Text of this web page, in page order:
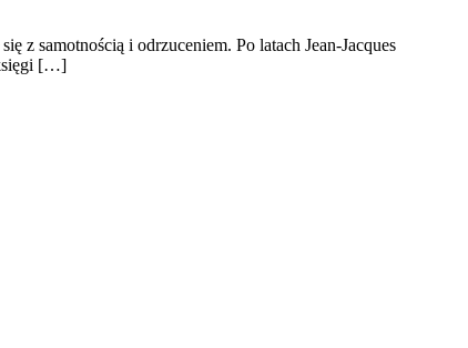
z samotnością i odrzuceniem. Po latach Jean-Jacques
księgi […]